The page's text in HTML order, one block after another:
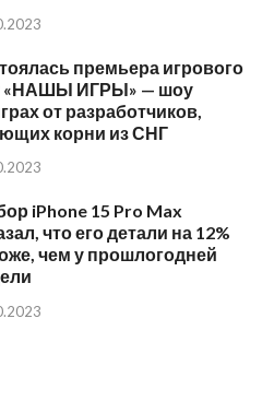
премьера игрового
«НАШЫ ИГРЫ» — шоу
от разработчиков,
корни из СНГ
iPhone 15 Pro Max
что его детали на 12%
чем у прошлогодней